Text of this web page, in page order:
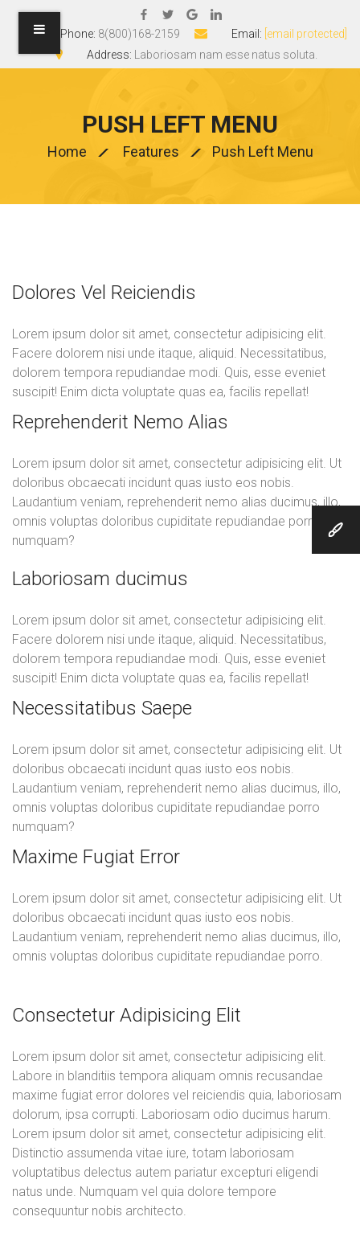
Phone: 8(800)168-2159 Email: [email protected]
Address: Laboriosam nam esse natus soluta.
PUSH LEFT MENU
Home Features Push Left Menu
Dolores Vel Reiciendis
Lorem ipsum dolor sit amet, consectetur adipisicing elit.
Facere dolorem nisi unde itaque, aliquid. Necessitatibus,
dolorem tempora repudiandae modi. Quis, esse eveniet
suscipit! Enim dicta voluptate quas ea, facilis repellat!
Reprehenderit Nemo Alias
Lorem ipsum dolor sit amet, consectetur adipisicing elit. Ut
doloribus obcaecati incidunt quas iusto eos nobis.
Laudantium veniam, reprehenderit nemo alias ducimus, illo,
omnis voluptas doloribus cupiditate repudiandae porro
numquam?
Laboriosam ducimus
Lorem ipsum dolor sit amet, consectetur adipisicing elit.
Facere dolorem nisi unde itaque, aliquid. Necessitatibus,
dolorem tempora repudiandae modi. Quis, esse eveniet
suscipit! Enim dicta voluptate quas ea, facilis repellat!
Necessitatibus Saepe
Lorem ipsum dolor sit amet, consectetur adipisicing elit. Ut
doloribus obcaecati incidunt quas iusto eos nobis.
Laudantium veniam, reprehenderit nemo alias ducimus, illo,
omnis voluptas doloribus cupiditate repudiandae porro
numquam?
Maxime Fugiat Error
Lorem ipsum dolor sit amet, consectetur adipisicing elit. Ut
doloribus obcaecati incidunt quas iusto eos nobis.
Laudantium veniam, reprehenderit nemo alias ducimus, illo,
omnis voluptas doloribus cupiditate repudiandae porro.
Consectetur Adipisicing Elit
Lorem ipsum dolor sit amet, consectetur adipisicing elit.
Labore in blanditiis tempora aliquam omnis recusandae
maxime fugiat error dolores vel reiciendis quia, laboriosam
dolorum, ipsa corrupti. Laboriosam odio ducimus harum.
Lorem ipsum dolor sit amet, consectetur adipisicing elit.
Distinctio assumenda vitae iure, totam laboriosam
voluptatibus delectus autem pariatur excepturi eligendi
natus unde. Numquam vel quia dolore tempore
consequuntur nobis architecto.